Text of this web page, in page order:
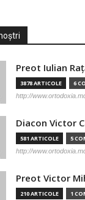
Preot Iulian
3878 ARTICOLE 6
http://
Diacon Victor
581 ARTICOLE 5
http://
Preot Victor
210 ARTICOLE 1